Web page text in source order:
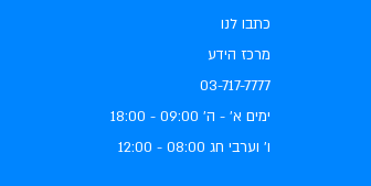
כתבו לנו
מרכז הידע
03-717-7777
ימים א׳ - ה׳ ‏09:00 - 18:00
ו׳ וערבי חג ‏08:00 - 12:00